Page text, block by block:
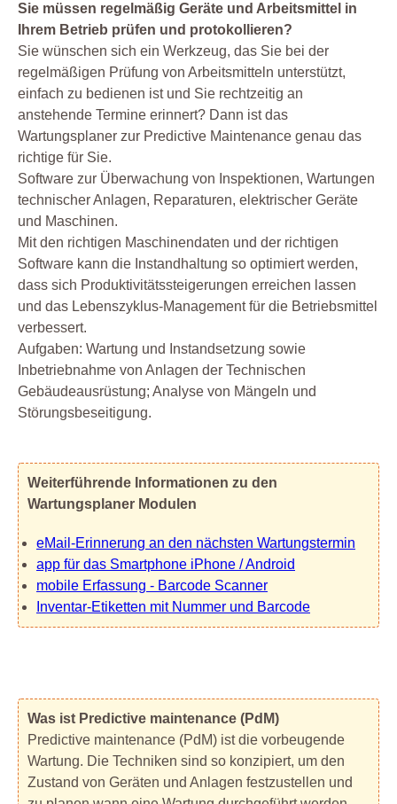
Sie müssen regelmäßig Geräte und Arbeitsmittel in
Ihrem Betrieb prüfen und protokollieren?
Sie wünschen sich ein Werkzeug, das Sie bei der
regelmäßigen Prüfung von Arbeitsmitteln unterstützt,
einfach zu bedienen ist und Sie rechtzeitig an
anstehende Termine erinnert? Dann ist das
Wartungsplaner zur Predictive Maintenance genau das
richtige für Sie.
Software zur Überwachung von Inspektionen, Wartungen
technischer Anlagen, Reparaturen, elektrischer Geräte
und Maschinen.
Mit den richtigen Maschinendaten und der richtigen
Software kann die Instandhaltung so optimiert werden,
dass sich Produktivitätssteigerungen erreichen lassen
und das Lebenszyklus-Management für die Betriebsmittel
verbessert.
Aufgaben: Wartung und Instandsetzung sowie
Inbetriebnahme von Anlagen der Technischen
Gebäudeausrüstung; Analyse von Mängeln und
Störungsbeseitigung.
Weiterführende Informationen zu den
Wartungsplaner Modulen
eMail-Erinnerung an den nächsten Wartungstermin
app für das Smartphone iPhone / Android
mobile Erfassung - Barcode Scanner
Inventar-Etiketten mit Nummer und Barcode
Was ist Predictive maintenance (PdM)
Predictive maintenance (PdM) ist die vorbeugende
Wartung. Die Techniken sind so konzipiert, um den
Zustand von Geräten und Anlagen festzustellen und